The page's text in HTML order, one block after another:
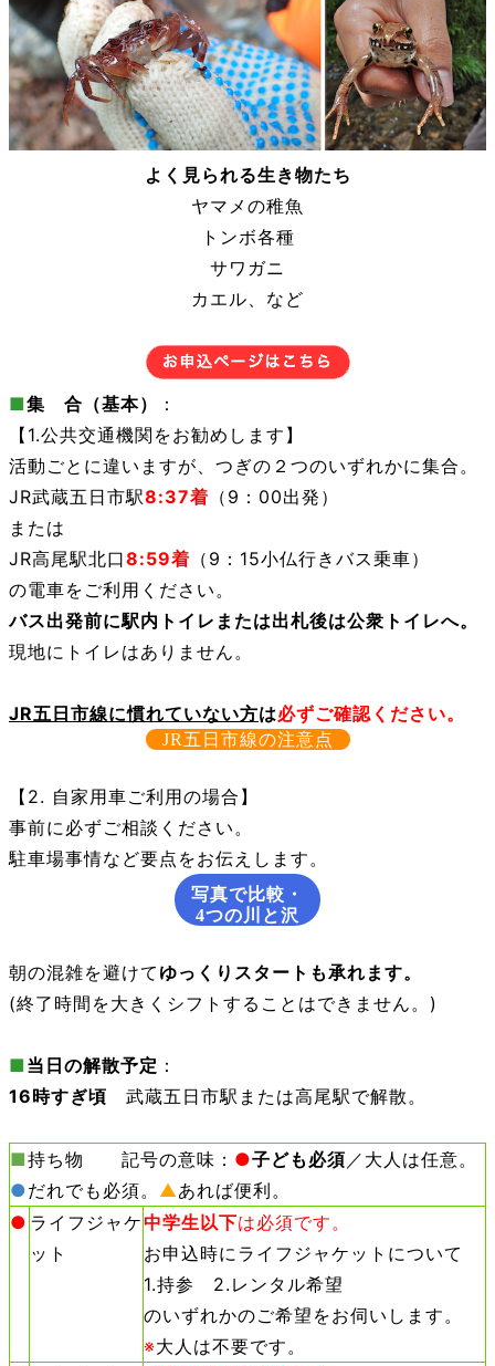
よく見られる生き物たち
ヤマメの稚魚
トンボ各種
サワガニ
カエル、など
■集 合（基本）
：
【1.公共交通機関をお勧めします】
活動ごとに違いますが、つぎの２つのいずれかに集合。
JR武蔵五日市駅8:37着 （9：00出発）
または
JR高尾駅北口8:59着 （9：15小仏行きバス乗車）
の電車をご利用ください。
バス出発前に駅内トイレまたは出札後は公衆トイレへ。
現地にトイレはありません。
JR五日市線に慣れていない方は必ずご確認ください。
JR五日市線の注意点
【2. 自家用車ご利用の場合】
事前に必ずご相談ください。
駐車場事情など要点をお伝えします。
写真で比較・
4つの川と沢
朝の混雑を避けて ゆっくりスタートも承れます。
(終了時間を大きくシフトすることはできません。)
■ 当日の解散予定 ：
16時すぎ頃 武蔵五日市駅または高尾駅で解散。
■持ち物 記号の意味： ●子ども必須 ／大人は任意。
●だれでも必須。 ▲あれば便利。
● ライフジャケ
ット
中学生以下は必須です。
お申込時にライフジャケットについて
1.持参 2.レンタル希望
のいずれかのご希望をお伺いします。
※大人は不要です。